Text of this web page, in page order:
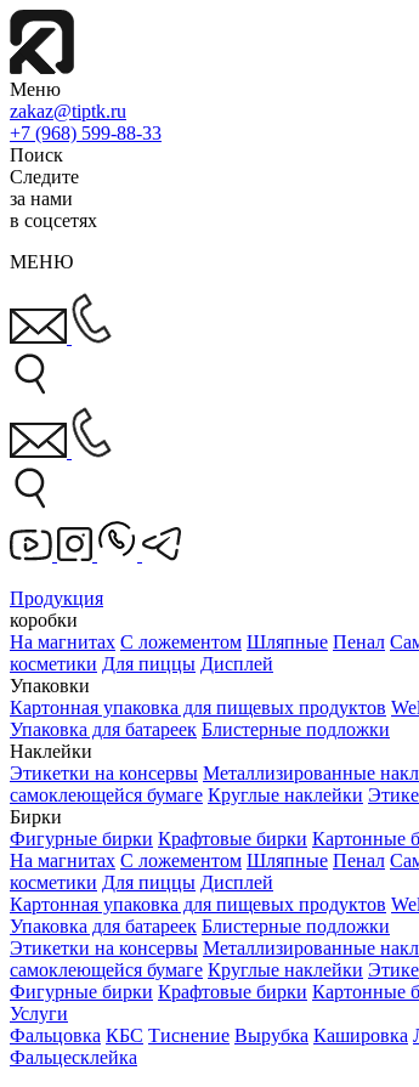
Меню
zakaz@tiptk.ru
+7 (968) 599-88-33
Поиск
Следите
за нами
в соцсетях
МЕНЮ
Продукция
коробки
На магнитах С ложементом Шляпные Пенал
косметики Для пиццы Дисплей
Упаковки
Картонная упаковка для пищевых продуктов
Упаковка для батареек Блистерные подложки
Наклейки
Этикетки на консервы Металлизированные
самоклеющейся бумаге Круглые наклейки
Бирки
Фигурные бирки Крафтовые бирки Картонные
На магнитах С ложементом Шляпные Пенал
косметики Для пиццы Дисплей
Картонная упаковка для пищевых продуктов
Упаковка для батареек Блистерные подложки
Этикетки на консервы Металлизированные
самоклеющейся бумаге Круглые наклейки
Фигурные бирки Крафтовые бирки Картонные
Услуги
Фальцовка КБС Тиснение Вырубка Кашировка
Фальцесклейка